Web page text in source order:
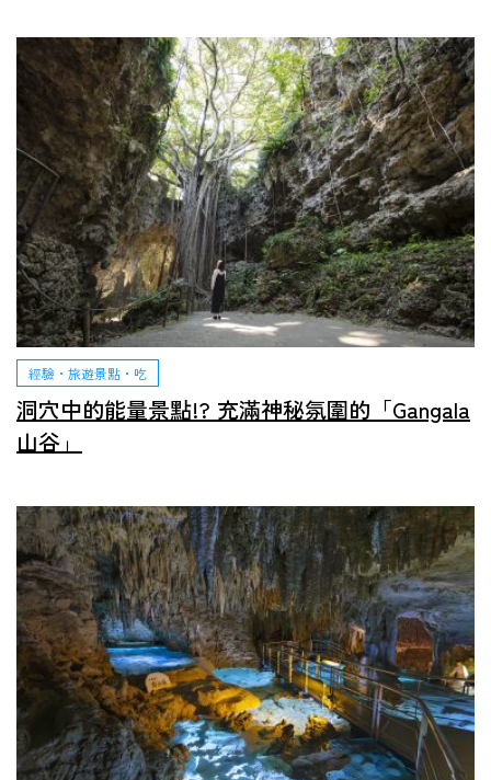
經驗・旅遊景點・吃
洞穴中的能量景點!? 充滿神秘氛圍的「Gangala
山谷」